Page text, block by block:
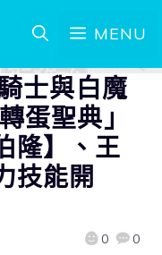
MENU
士與白魔
蛋聖典」
隆】、王
技能開
0 0